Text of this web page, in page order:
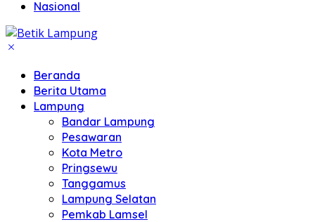
Nasional
Beranda
Berita Utama
Lampung
Bandar Lampung
Pesawaran
Kota Metro
Pringsewu
Tanggamus
Lampung Selatan
Pemkab Lamsel